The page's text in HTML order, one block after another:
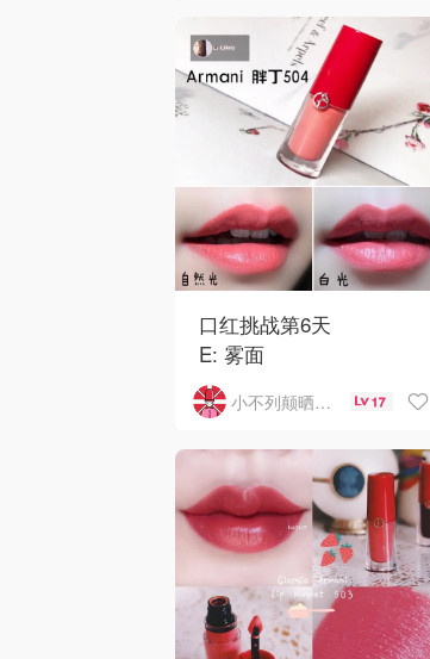
👑我昨天太忙好像忘记打
卡了，无所谓了，断了就
断了吧，懒得从头来，继
续吧😂其实约会喜
口红挑战第6天
E: 雾面
登榜原因: 不吵不闹 微微
一笑
听说Armani小胖墩504很
日常 但是涂上有些荧
光。。
小不列颠晒晒君 17